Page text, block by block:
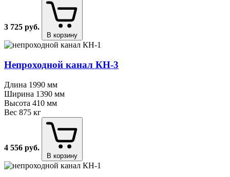
3 725 руб.
В корзину
Непроходной канал КН⁠-⁠3
Длина 1990 мм
Ширина 1390 мм
Высота 410 мм
Вес 875 кг
4 556 руб.
В корзину